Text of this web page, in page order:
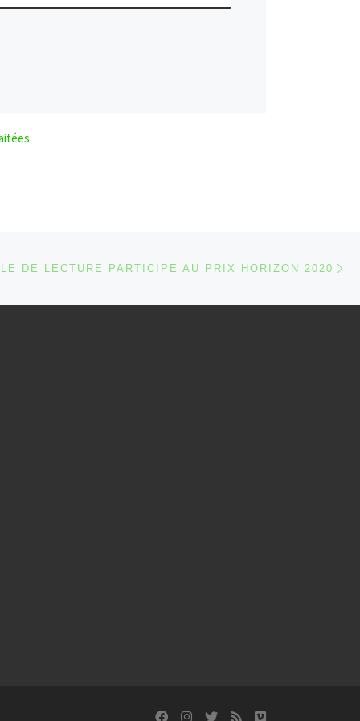
.
DE LECTURE PARTICIPE AU PRIX HORIZON 2020